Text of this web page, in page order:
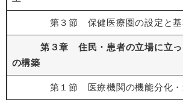
第３節 保健医療圏の設定と基
第３章 住民・患者の立場に立っ
の構築
第１節 医療機関の機能分化・